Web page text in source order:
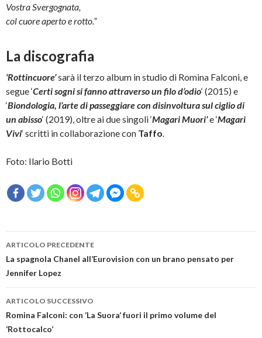
Vostra Svergognata,
col cuore aperto e rotto.”
La discografia
‘Rottincuore’sarà il terzo album in studio di Romina Falconi, e
segue ‘Certi sogni si fanno attraverso un filo d’odio‘ (2015) e
‘Biondologia, l’arte di passeggiare con disinvoltura sul ciglio di
un abisso‘ (2019), oltre ai due singoli ‘Magari Muori’e ‘Magari
Vivi‘ scritti in collaborazione con Taffo
Foto: Ilario Botti
Navigazione
articolo
ARTICOLO PRECEDENTE
La spagnola Chanel all’Eurovision con un brano pensato per
Jennifer Lopez
ARTICOLO SUCCESSIVO
Romina Falconi: con ‘La Suora’ fuori il primo volume del
‘Rottocalco’